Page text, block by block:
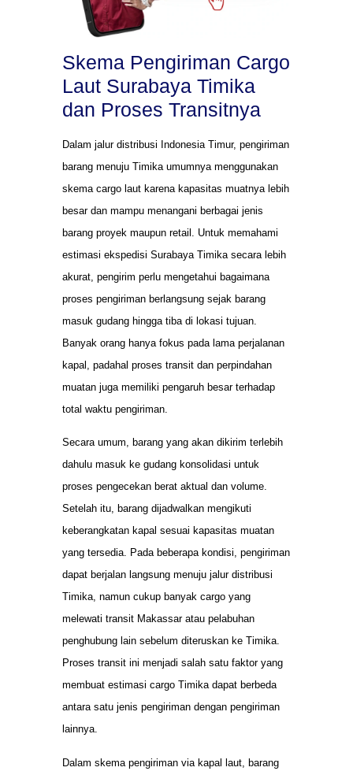
Skema Pengiriman Cargo
Laut Surabaya Timika
dan Proses Transitnya
Dalam jalur distribusi Indonesia Timur, pengiriman
barang menuju Timika umumnya menggunakan
skema cargo laut karena kapasitas muatnya lebih
besar dan mampu menangani berbagai jenis
barang proyek maupun retail. Untuk memahami
estimasi ekspedisi Surabaya Timika secara lebih
akurat, pengirim perlu mengetahui bagaimana
proses pengiriman berlangsung sejak barang
masuk gudang hingga tiba di lokasi tujuan.
Banyak orang hanya fokus pada lama perjalanan
kapal, padahal proses transit dan perpindahan
muatan juga memiliki pengaruh besar terhadap
total waktu pengiriman.
Secara umum, barang yang akan dikirim terlebih
dahulu masuk ke gudang konsolidasi untuk
proses pengecekan berat aktual dan volume.
Setelah itu, barang dijadwalkan mengikuti
keberangkatan kapal sesuai kapasitas muatan
yang tersedia. Pada beberapa kondisi, pengiriman
dapat berjalan langsung menuju jalur distribusi
Timika, namun cukup banyak cargo yang
melewati transit Makassar atau pelabuhan
penghubung lain sebelum diteruskan ke Timika.
Proses transit ini menjadi salah satu faktor yang
membuat estimasi cargo Timika dapat berbeda
antara satu jenis pengiriman dengan pengiriman
lainnya.
Dalam skema pengiriman via kapal laut, barang